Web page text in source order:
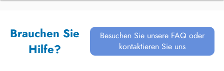
Brauchen Sie
Hilfe?
Besuchen Sie unsere FAQ oder
kontaktieren Sie uns